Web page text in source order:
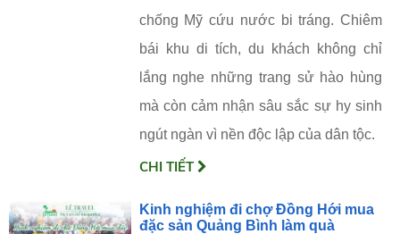
chống Mỹ cứu nước bi tráng. Chiêm
bái khu di tích, du khách không chỉ
lắng nghe những trang sử hào hùng
mà còn cảm nhận sâu sắc sự hy sinh
ngút ngàn vì nền độc lập của dân tộc.
CHI TIẾT
Kinh nghiệm đi chợ Đồng Hới mua
đặc sản Quảng Bình làm quà